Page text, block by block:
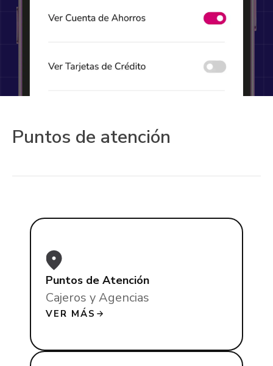
Puntos de atención
Puntos de Atención
Cajeros y Agencias
VER MÁS